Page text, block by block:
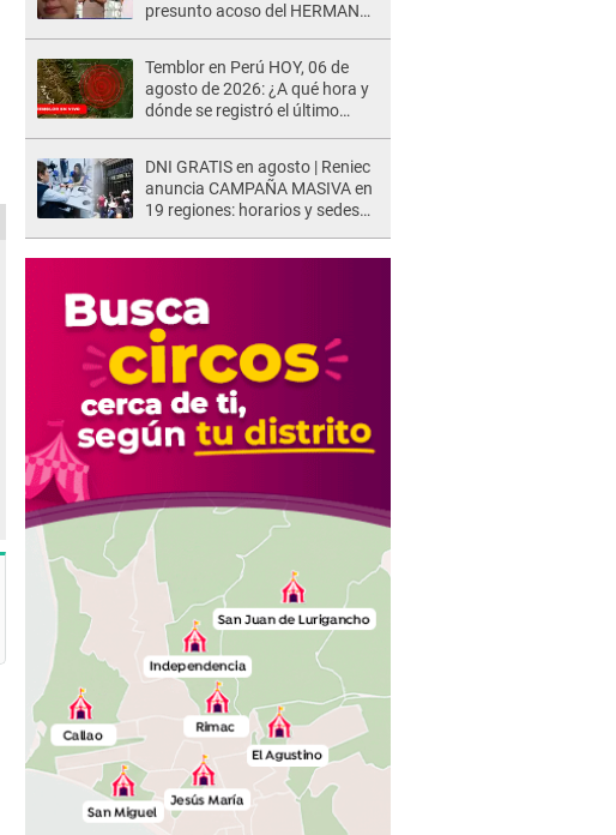
presunto acoso del HERMANO
shock"
Temblor en Perú HOY, 06 de
agosto de 2026: ¿A qué hora y
dónde se registró el último
DNI GRATIS en agosto | Reniec
anuncia CAMPAÑA MASIVA en
19 regiones: horarios y sedes